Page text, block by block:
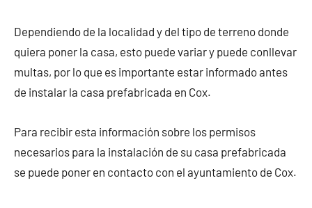
Dependiendo de la localidad y del tipo de terreno donde
quiera poner la casa, esto puede variar y puede conllevar
multas, por lo que es importante estar informado antes
de instalar la casa prefabricada en Cox.
Para recibir esta información sobre los permisos
necesarios para la instalación de su casa prefabricada
se puede poner en contacto con el ayuntamiento de Cox.